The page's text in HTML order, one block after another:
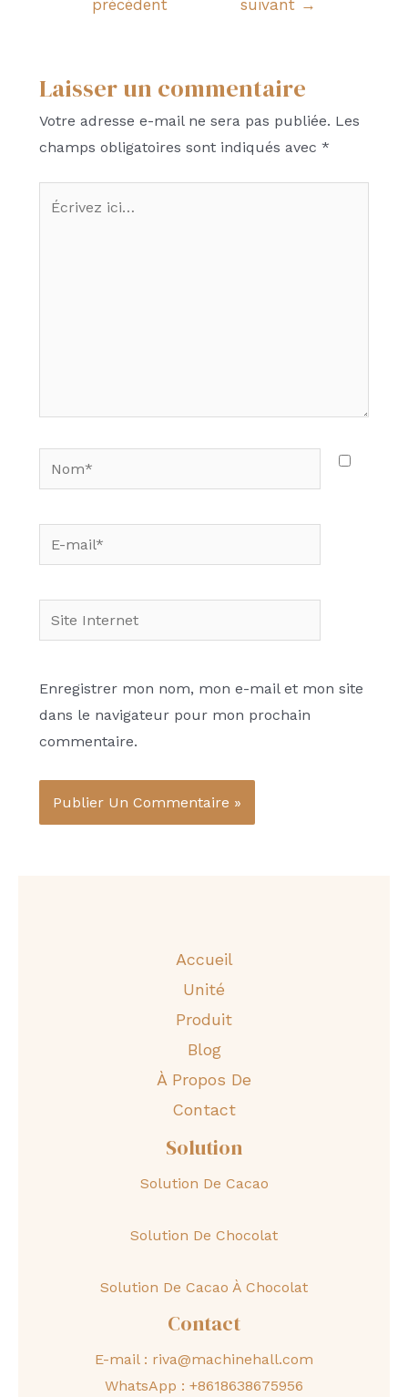
l’article
précédent
suivant →
Laisser un commentaire
Votre adresse e-mail ne sera pas publiée. Les
champs obligatoires sont indiqués avec *
Nom*
E-
mail*
Site
Internet
Enregistrer mon nom, mon e-mail et mon site
dans le navigateur pour mon prochain
commentaire.
Accueil
Unité
Produit
Blog
À Propos De
Contact
Solution
Solution De Cacao
Solution De Chocolat
Solution De Cacao À Chocolat
Contact
E-mail : riva@machinehall.com
WhatsApp : +8618638675956